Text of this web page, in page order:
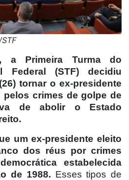
a Primeira Turma do
Federal (STF) decidiu
tornar o ex-presidente
crimes de golpe de
de abolir o Estado
um ex-presidente eleito
dos réus por crimes
estabelecida
de 1988. Esses tipos de